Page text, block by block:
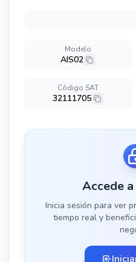
Modelo
AIS02
Código SAT
32111705
Accede
Inicia sesión para ver
tiempo real y